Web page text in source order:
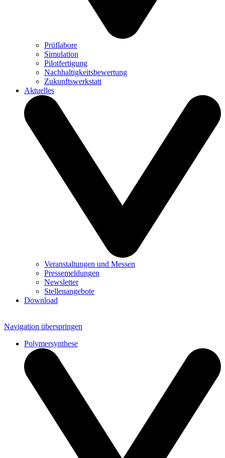
Prüflabore
Simulation
Pilotfertigung
Nachhaltigkeitsbewertung
Zukunftswerkstatt
Aktuelles
Veranstaltungen und Messen
Pressemeldungen
Newsletter
Stellenangebote
Download
Navigation überspringen
Polymersynthese